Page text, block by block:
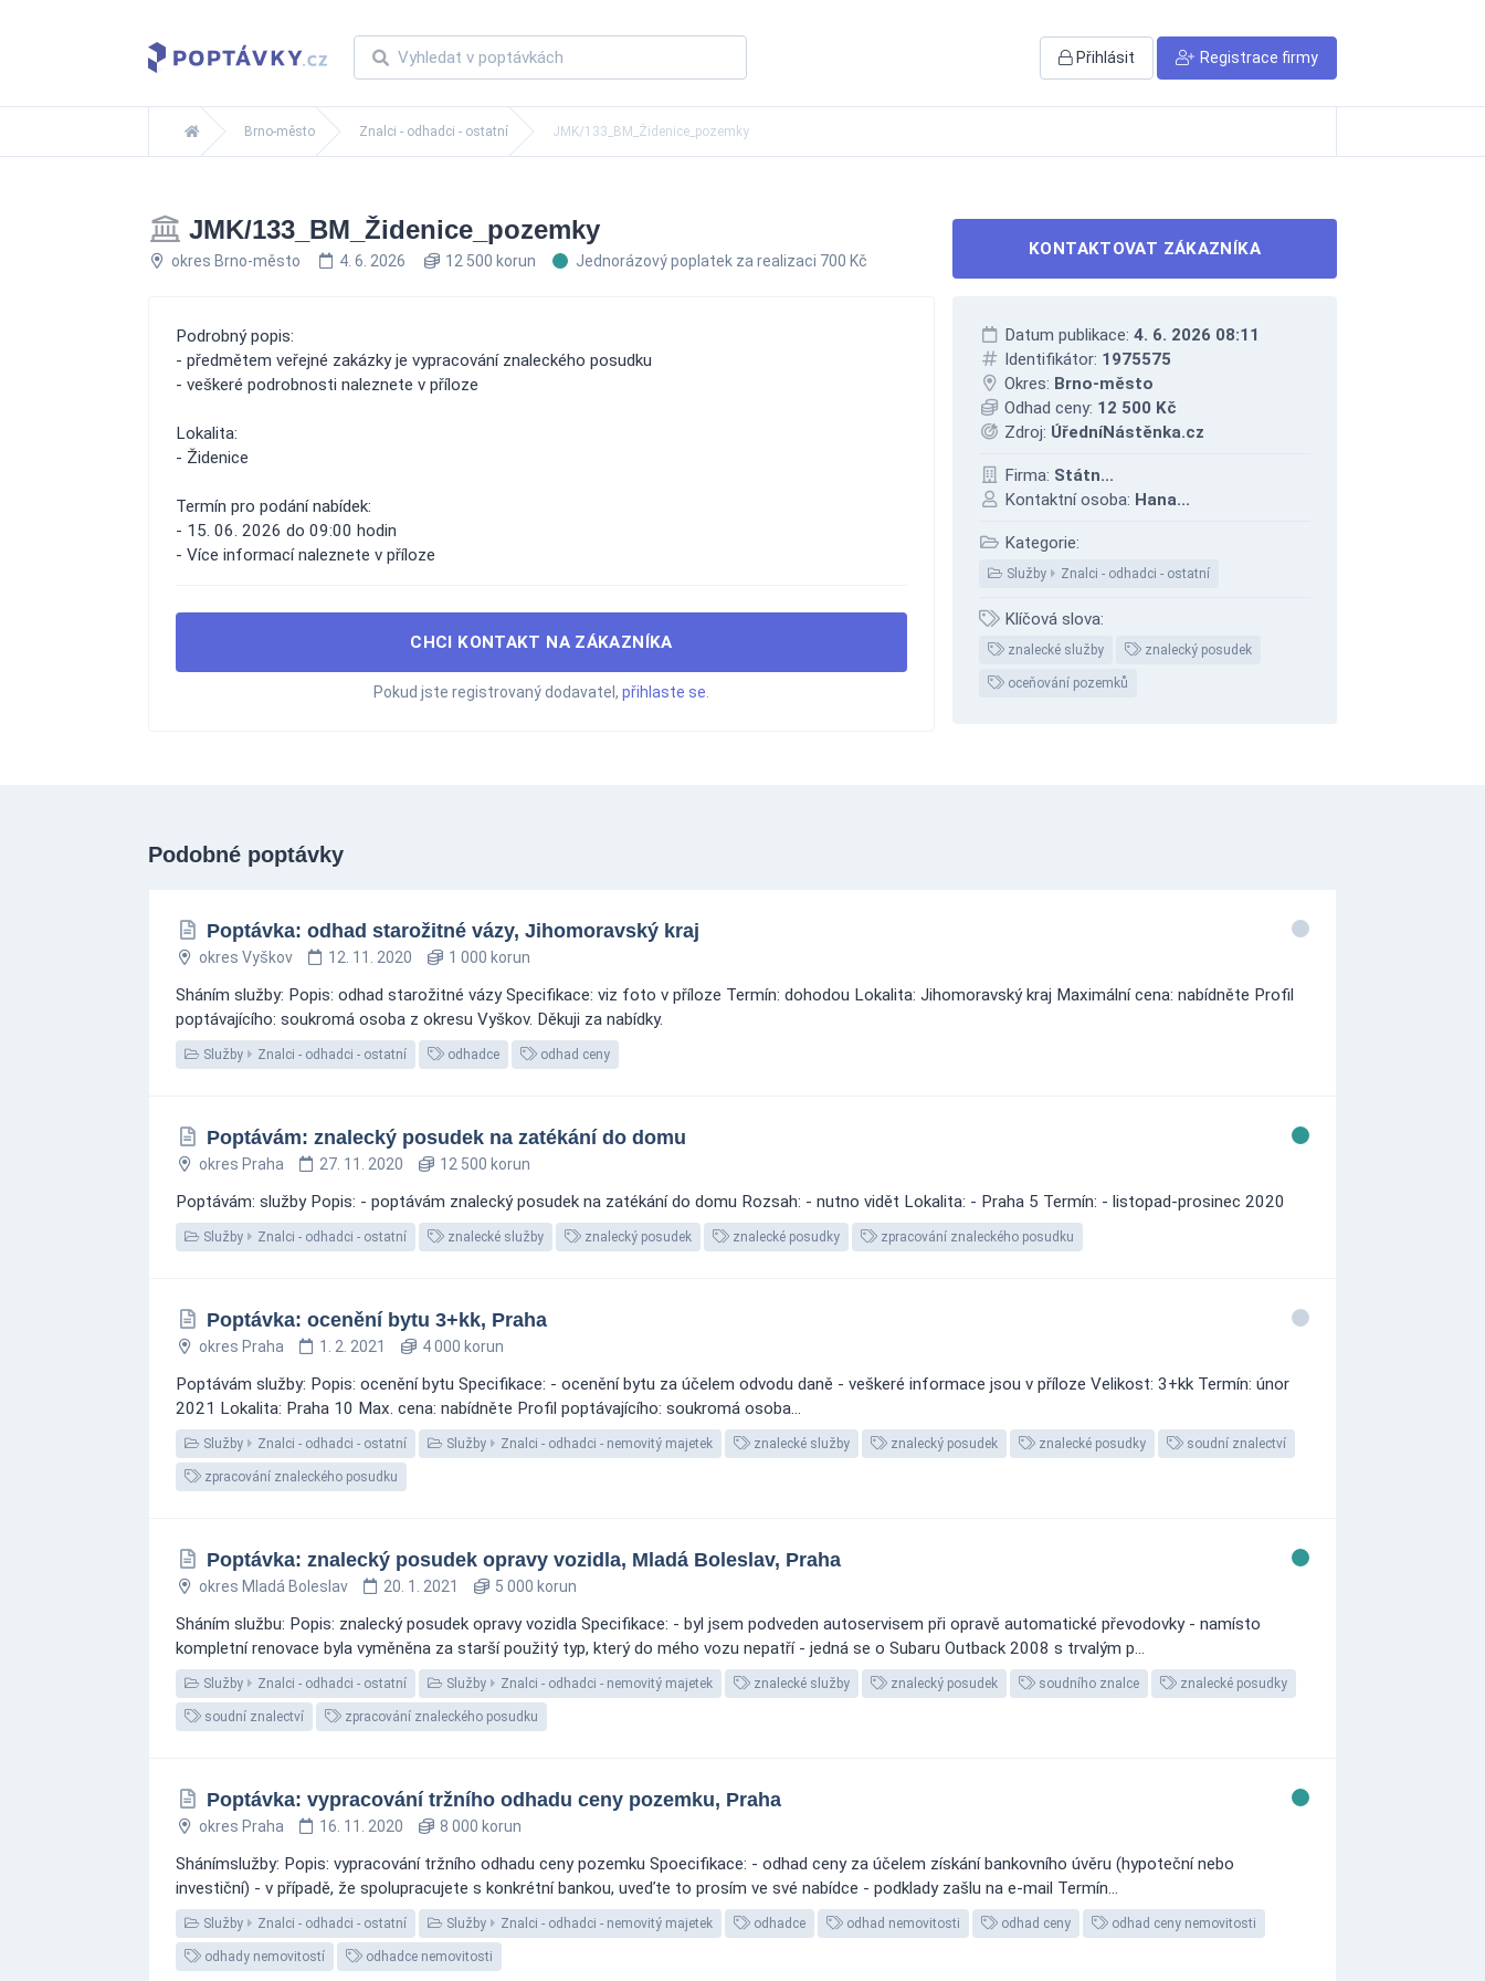
Přihlásit Registrace firmy
Brno-město Znalci - odhadci - ostatní JMK/133_BM_Židenice_pozemky
JMK/133_BM_Židenice_pozemky
okres Brno-město 4. 6. 2026 12 500 korun Jednorázový poplatek za realizaci 700 Kč
KONTAKTOVAT ZÁKAZNÍKA
Podrobný popis:
- předmětem veřejné zakázky je vypracování znaleckého posudku
- veškeré podrobnosti naleznete v příloze
Lokalita:
- Židenice
Termín pro podání nabídek:
- 15. 06. 2026 do 09:00 hodin
- Více informací naleznete v příloze
CHCI KONTAKT NA ZÁKAZNÍKA
Pokud jste registrovaný dodavatel, přihlaste se
Datum publikace: 4. 6. 2026 08:11
Identifikátor: 1975575
Okres: Brno-město
Odhad ceny: 12 500 Kč
Zdroj: ÚředníNástěnka.cz
Firma: Státn...
Kontaktní osoba: Hana...
Kategorie:
Služby Znalci - odhadci - ostatní
Klíčová slova:
znalecké služby znalecký posudek
oceňování pozemků
Podobné poptávky
Poptávka: odhad starožitné vázy, Jihomoravský kraj
okres Vyškov 12. 11. 2020 1 000 korun
Sháním služby: Popis: odhad starožitné vázy Specifikace: viz foto v příloze Termín: dohodou Lokalita: Jihomoravský kraj Maximální cena: nabídněte Profil
poptávajícího: soukromá osoba z okresu Vyškov. Děkuji za nabídky.
Služby Znalci - odhadci - ostatní odhadce odhad ceny
Poptávám: znalecký posudek na zatékání do domu
okres Praha 27. 11. 2020 12 500 korun
Poptávám: služby Popis: - poptávám znalecký posudek na zatékání do domu Rozsah: - nutno vidět Lokalita: - Praha 5 Termín: - listopad-prosinec 2020
Služby Znalci - odhadci - ostatní znalecké služby znalecký posudek znalecké posudky zpracování znaleckého posudku
Poptávka: ocenění bytu 3+kk, Praha
okres Praha 1. 2. 2021 4 000 korun
Poptávám služby: Popis: ocenění bytu Specifikace: - ocenění bytu za účelem odvodu daně - veškeré informace jsou v příloze Velikost: 3+kk Termín: únor
2021 Lokalita: Praha 10 Max. cena: nabídněte Profil poptávajícího: soukromá osoba...
Služby Znalci - odhadci - ostatní Služby Znalci - odhadci - nemovitý majetek znalecké služby znalecký posudek znalecké posudky soudní znalectví
zpracování znaleckého posudku
Poptávka: znalecký posudek opravy vozidla, Mladá Boleslav, Praha
okres Mladá Boleslav 20. 1. 2021 5 000 korun
Sháním službu: Popis: znalecký posudek opravy vozidla Specifikace: - byl jsem podveden autoservisem při opravě automatické převodovky - namísto
kompletní renovace byla vyměněna za starší použitý typ, který do mého vozu nepatří - jedná se o Subaru Outback 2008 s trvalým p...
Služby Znalci - odhadci - ostatní Služby Znalci - odhadci - nemovitý majetek znalecké služby znalecký posudek soudního znalce znalecké posudky
soudní znalectví zpracování znaleckého posudku
Poptávka: vypracování tržního odhadu ceny pozemku, Praha
okres Praha 16. 11. 2020 8 000 korun
Shánímslužby: Popis: vypracování tržního odhadu ceny pozemku Spoecifikace: - odhad ceny za účelem získání bankovního úvěru (hypoteční nebo
investiční) - v případě, že spolupracujete s konkrétní bankou, uveďte to prosím ve své nabídce - podklady zašlu na e-mail Termín...
Služby Znalci - odhadci - ostatní Služby Znalci - odhadci - nemovitý majetek odhadce odhad nemovitosti odhad ceny odhad ceny nemovitosti
odhady nemovitostí odhadce nemovitosti